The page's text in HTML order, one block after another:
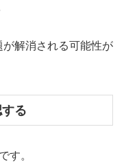
解消される可能性が
る
す。